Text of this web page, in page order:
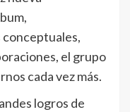
conceptuales,
el grupo
cada vez más.
logros de